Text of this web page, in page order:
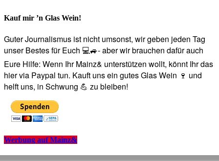
Kauf mir ’n Glas Wein!
Guter Journalismus ist nicht umsonst, wir geben jeden Tag
unser Bestes für Euch 💻🚙- aber wir brauchen dafür auch
Eure Hilfe: Wenn Ihr Mainz& unterstützen wollt, könnt Ihr das
hier via Paypal tun. Kauft uns ein gutes Glas Wein 🍷 und
helft uns, in Schwung 💪 zu bleiben!
Werbung auf Mainz&